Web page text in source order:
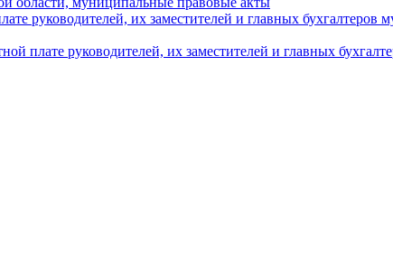
руководителей, их заместителей и главных
плате руководителей, их заместителей и главных